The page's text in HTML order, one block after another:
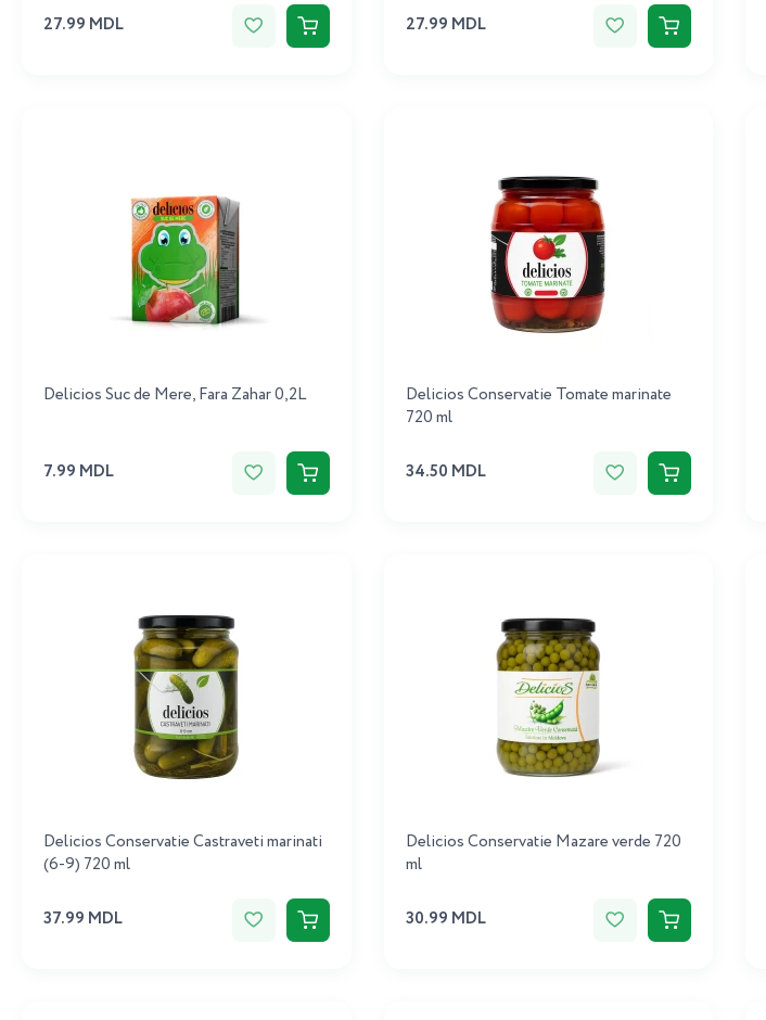
27.99 MDL 27.99 MDL
Delicios Suc de Mere, Fara Zahar 0,2L
7.99 MDL
Delicios Conservatie Tomate marinate
720 ml
34.50 MDL
Delicios Conservatie Castraveti marinati
(6-9) 720 ml
37.99 MDL
Delicios Conservatie Mazare verde 720
ml
30.99 MDL